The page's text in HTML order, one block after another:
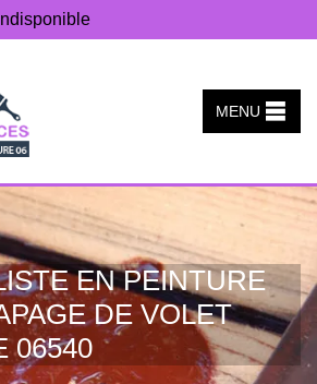
MENU
EN PEINTURE
DE VOLET
06540